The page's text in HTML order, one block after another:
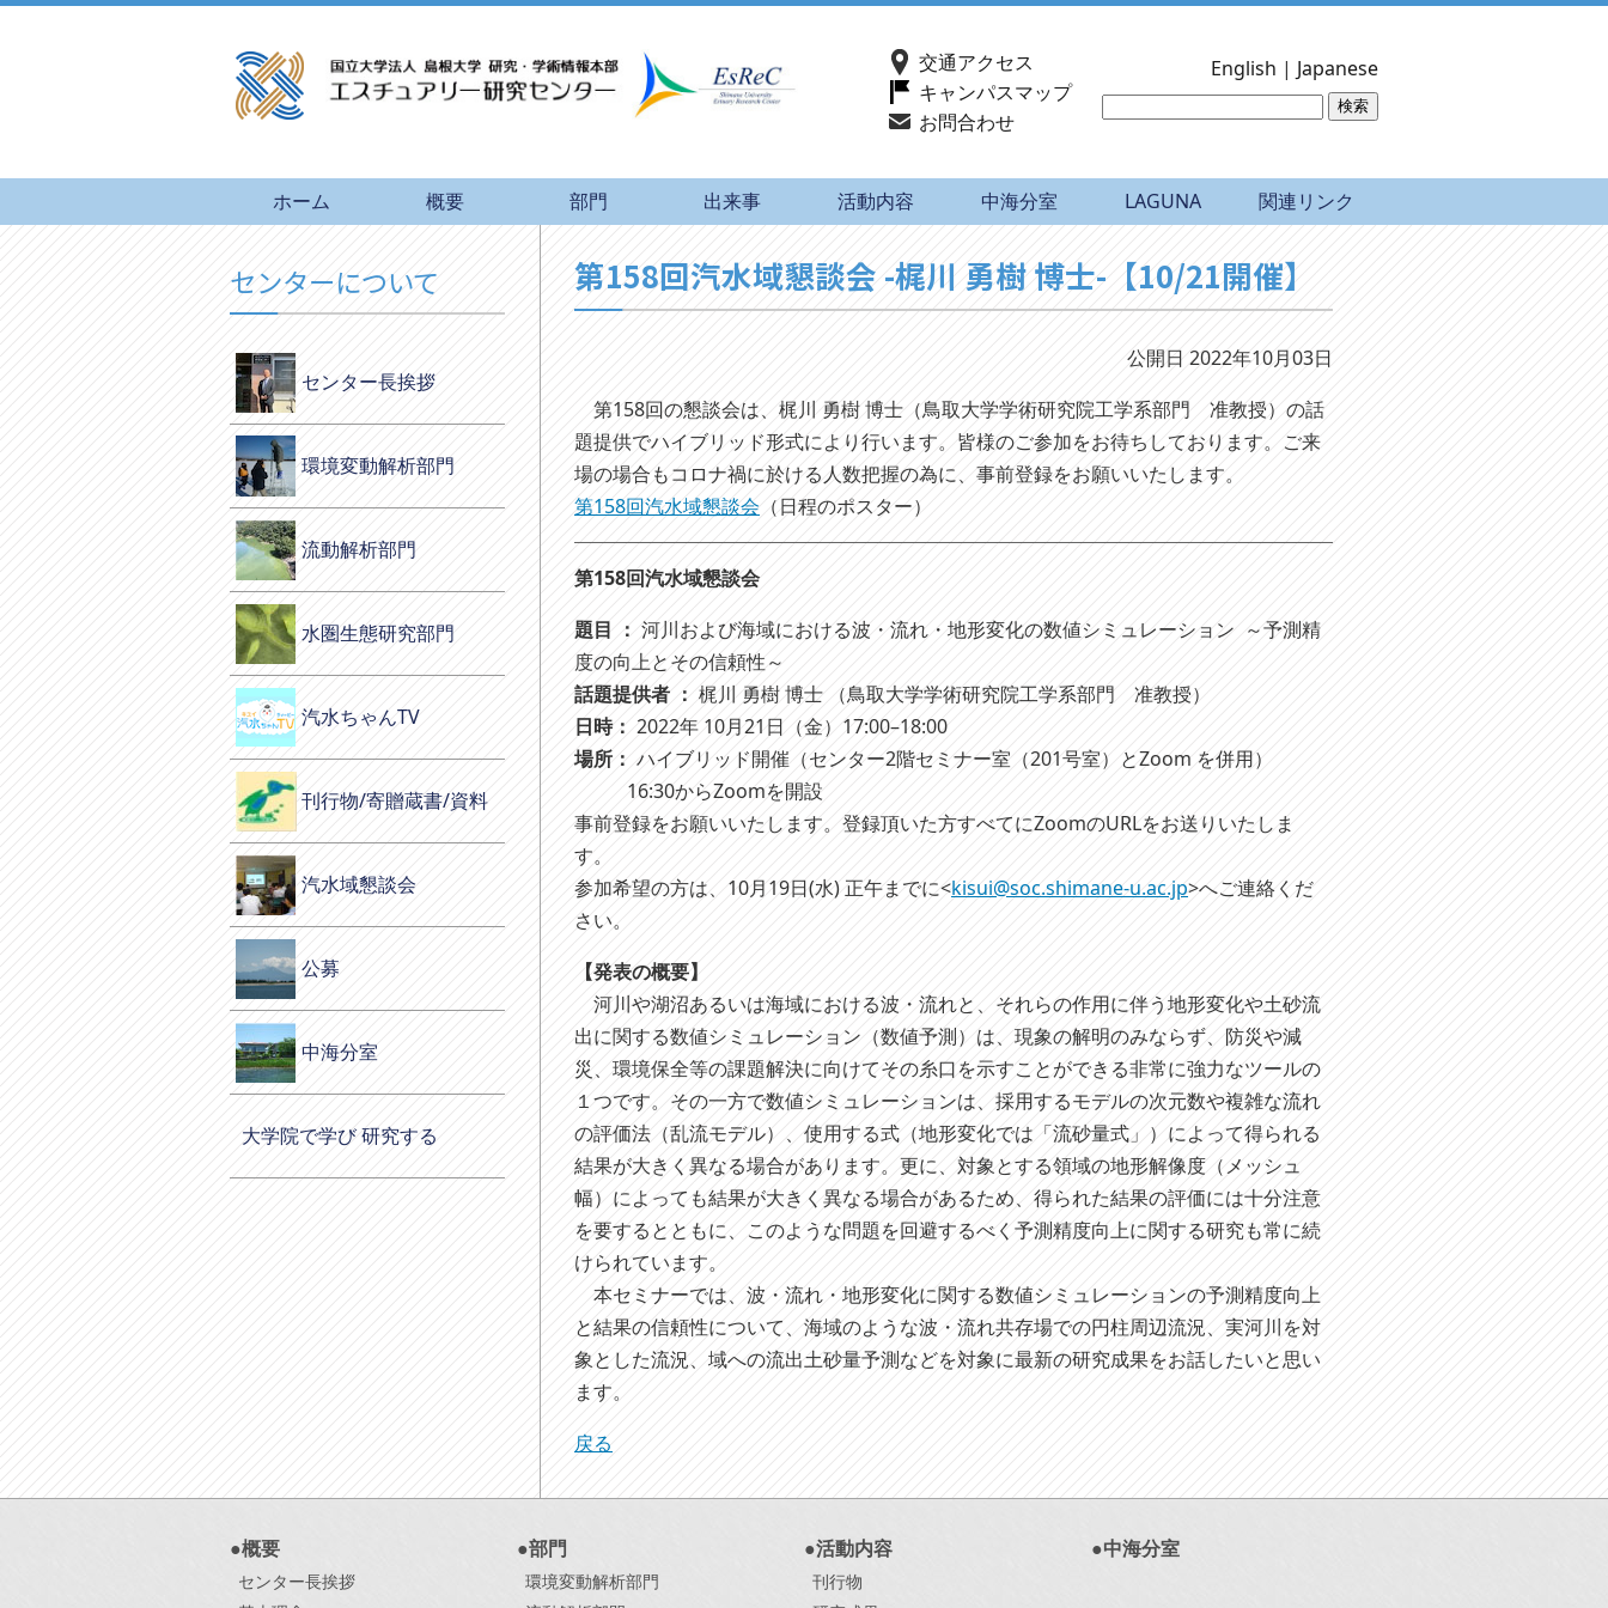
交通アクセス
キャンパスマップ
お問合わせ
English | Japanese
ホーム 概要 部門 出来事 活動内容 中海分室 LAGUNA 関連リンク
第158回汽水域懇談会 -梶川 勇樹 博士-【10/21開催】
公開日 2022年10月03日
第158回の懇談会は、梶川 勇樹 博士（鳥取大学学術研究院工学系部門 准教授）の話
題提供でハイブリッド形式により行います。皆様のご参加をお待ちしております。ご来
場の場合もコロナ禍に於ける人数把握の為に、事前登録をお願いいたします。
第158回汽水域懇談会 （日程のポスター）
第158回汽水域懇談会
題目 ： 河川および海域における波・流れ・地形変化の数値シミュレーション ～予測精
度の向上とその信頼性～
話題提供者 ： 梶川 勇樹 博士 （鳥取大学学術研究院工学系部門 准教授）
日時： 2022年 10月21日（金）17:00–18:00
場所： ハイブリッド開催（センター2階セミナー室（201号室）とZoom を併用）
16:30からZoomを開設
事前登録をお願いいたします。登録頂いた方すべてにZoomのURLをお送りいたしま
す。
参加希望の方は、10月19日(水) 正午までに<kisui@soc.shimane-u.ac.jp>へご連絡くだ
さい。
【発表の概要】
河川や湖沼あるいは海域における波・流れと、それらの作用に伴う地形変化や土砂流
出に関する数値シミュレーション（数値予測）は、現象の解明のみならず、防災や減
災、環境保全等の課題解決に向けてその糸口を示すことができる非常に強力なツールの
１つです。その一方で数値シミュレーションは、採用するモデルの次元数や複雑な流れ
の評価法（乱流モデル）、使用する式（地形変化では「流砂量式」）によって得られる
結果が大きく異なる場合があります。更に、対象とする領域の地形解像度（メッシュ
幅）によっても結果が大きく異なる場合があるため、得られた結果の評価には十分注意
を要するとともに、このような問題を回避するべく予測精度向上に関する研究も常に続
けられています。
本セミナーでは、波・流れ・地形変化に関する数値シミュレーションの予測精度向上
と結果の信頼性について、海域のような波・流れ共存場での円柱周辺流況、実河川を対
象とした流況、域への流出土砂量予測などを対象に最新の研究成果をお話したいと思い
ます。
戻る
センターについて
センター長挨拶
環境変動解析部門
流動解析部門
水圏生態研究部門
汽水ちゃんTV
刊行物/寄贈蔵書/資料
汽水域懇談会
公募
中海分室
大学院で学び 研究する
●概要
センター長挨拶
●部門
環境変動解析部門
●活動内容
刊行物
●中海分室